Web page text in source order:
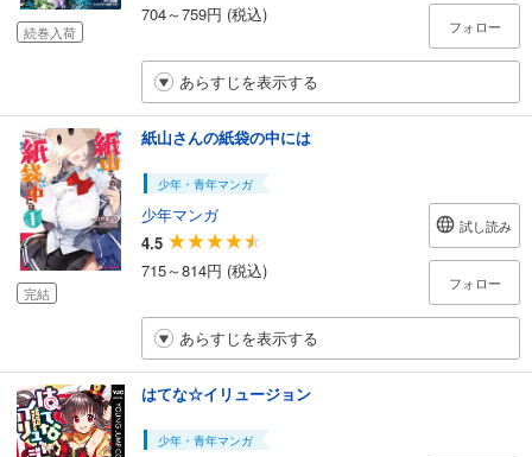
続巻入荷
704～759円 (税込)
フォロー
あらすじを表示する
完結
紙山さんの紙袋の中には
少年・青年マンガ
少年マンガ
4.5
715～814円 (税込)
試し読み
フォロー
あらすじを表示する
はてな☆イリュージョン
少年・青年マンガ